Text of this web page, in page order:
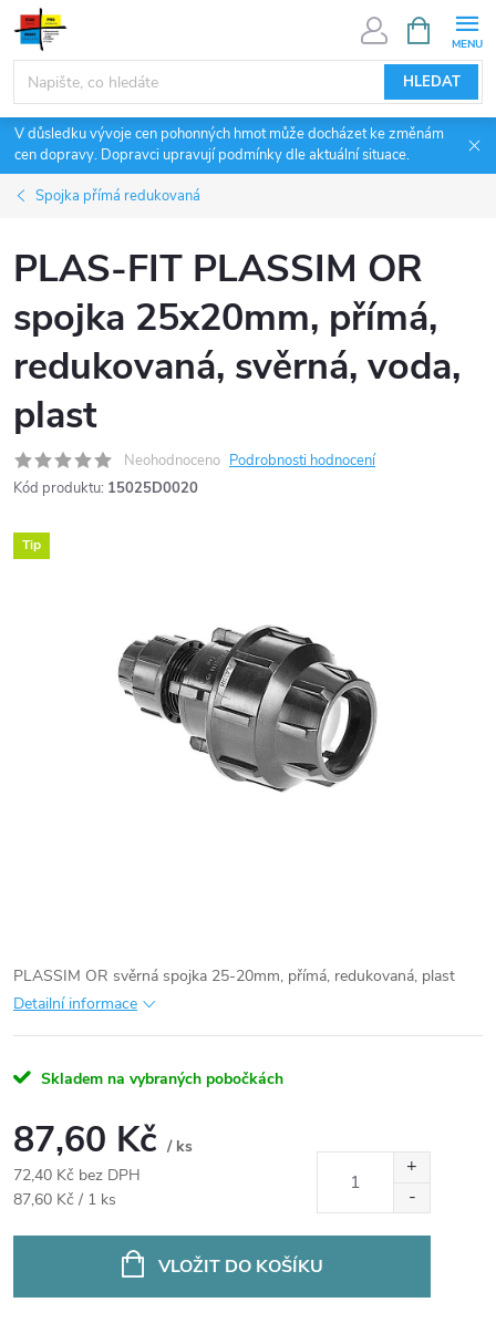
Přejít
obsah
HLEDAT
NÁKUPNÍ
KOŠÍK
V důsledku vývoje cen pohonných hmot může docházet ke změnám
cen dopravy. Dopravci upravují podmínky dle aktuální situace.
Spojka přímá redukovaná
PLAS-FIT PLASSIM OR
spojka 25x20mm, přímá,
redukovaná, svěrná, voda,
plast
Neohodnoceno Podrobnosti hodnocení
Kód produktu: 15025D0020
Tip
PLASSIM OR svěrná spojka 25-20mm, přímá, redukovaná, plast
Detailní informace
Skladem na vybraných pobočkách
87,60 Kč / ks
72,40 Kč bez DPH
Měrná
87,60 Kč / 1 ks
VLOŽIT DO KOŠÍKU